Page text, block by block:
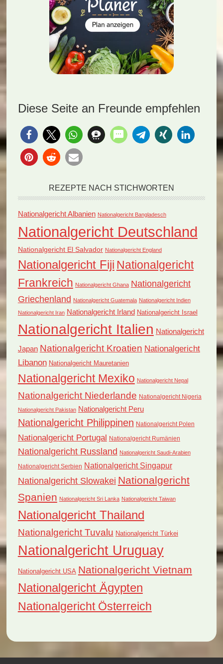
Diese Seite an Freunde empfehlen
REZEPTE NACH STICHWORTEN
Nationalgericht Albanien Nationalgericht Bangladesch
Nationalgericht Deutschland
Nationalgericht El Salvador Nationalgericht England
Nationalgericht Fiji Nationalgericht
Frankreich Nationalgericht Ghana Nationalgericht
Griechenland Nationalgericht Guatemala Nationalgericht Indien
Nationalgericht Iran Nationalgericht Irland Nationalgericht Israel
Nationalgericht Italien Nationalgericht
Japan Nationalgericht Kroatien Nationalgericht
Libanon Nationalgericht Mauretanien
Nationalgericht Mexiko Nationalgericht Nepal
Nationalgericht Niederlande Nationalgericht Nigeria
Nationalgericht Pakistan Nationalgericht Peru
Nationalgericht Philippinen Nationalgericht Polen
Nationalgericht Portugal Nationalgericht Rumänien
Nationalgericht Russland Nationalgericht Saudi-Arabien
Nationalgericht Serbien Nationalgericht Singapur
Nationalgericht Slowakei Nationalgericht
Spanien Nationalgericht Sri Lanka Nationalgericht Taiwan
Nationalgericht Thailand
Nationalgericht Tuvalu Nationalgericht Türkei
Nationalgericht Uruguay
Nationalgericht USA Nationalgericht Vietnam
Nationalgericht Ägypten
Nationalgericht Österreich